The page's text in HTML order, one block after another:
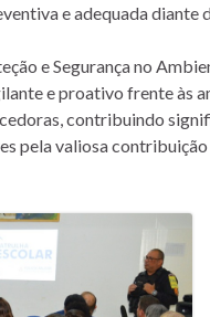
e adequada
e Segurança no
e proativo frente às
contribuindo
pela valiosa